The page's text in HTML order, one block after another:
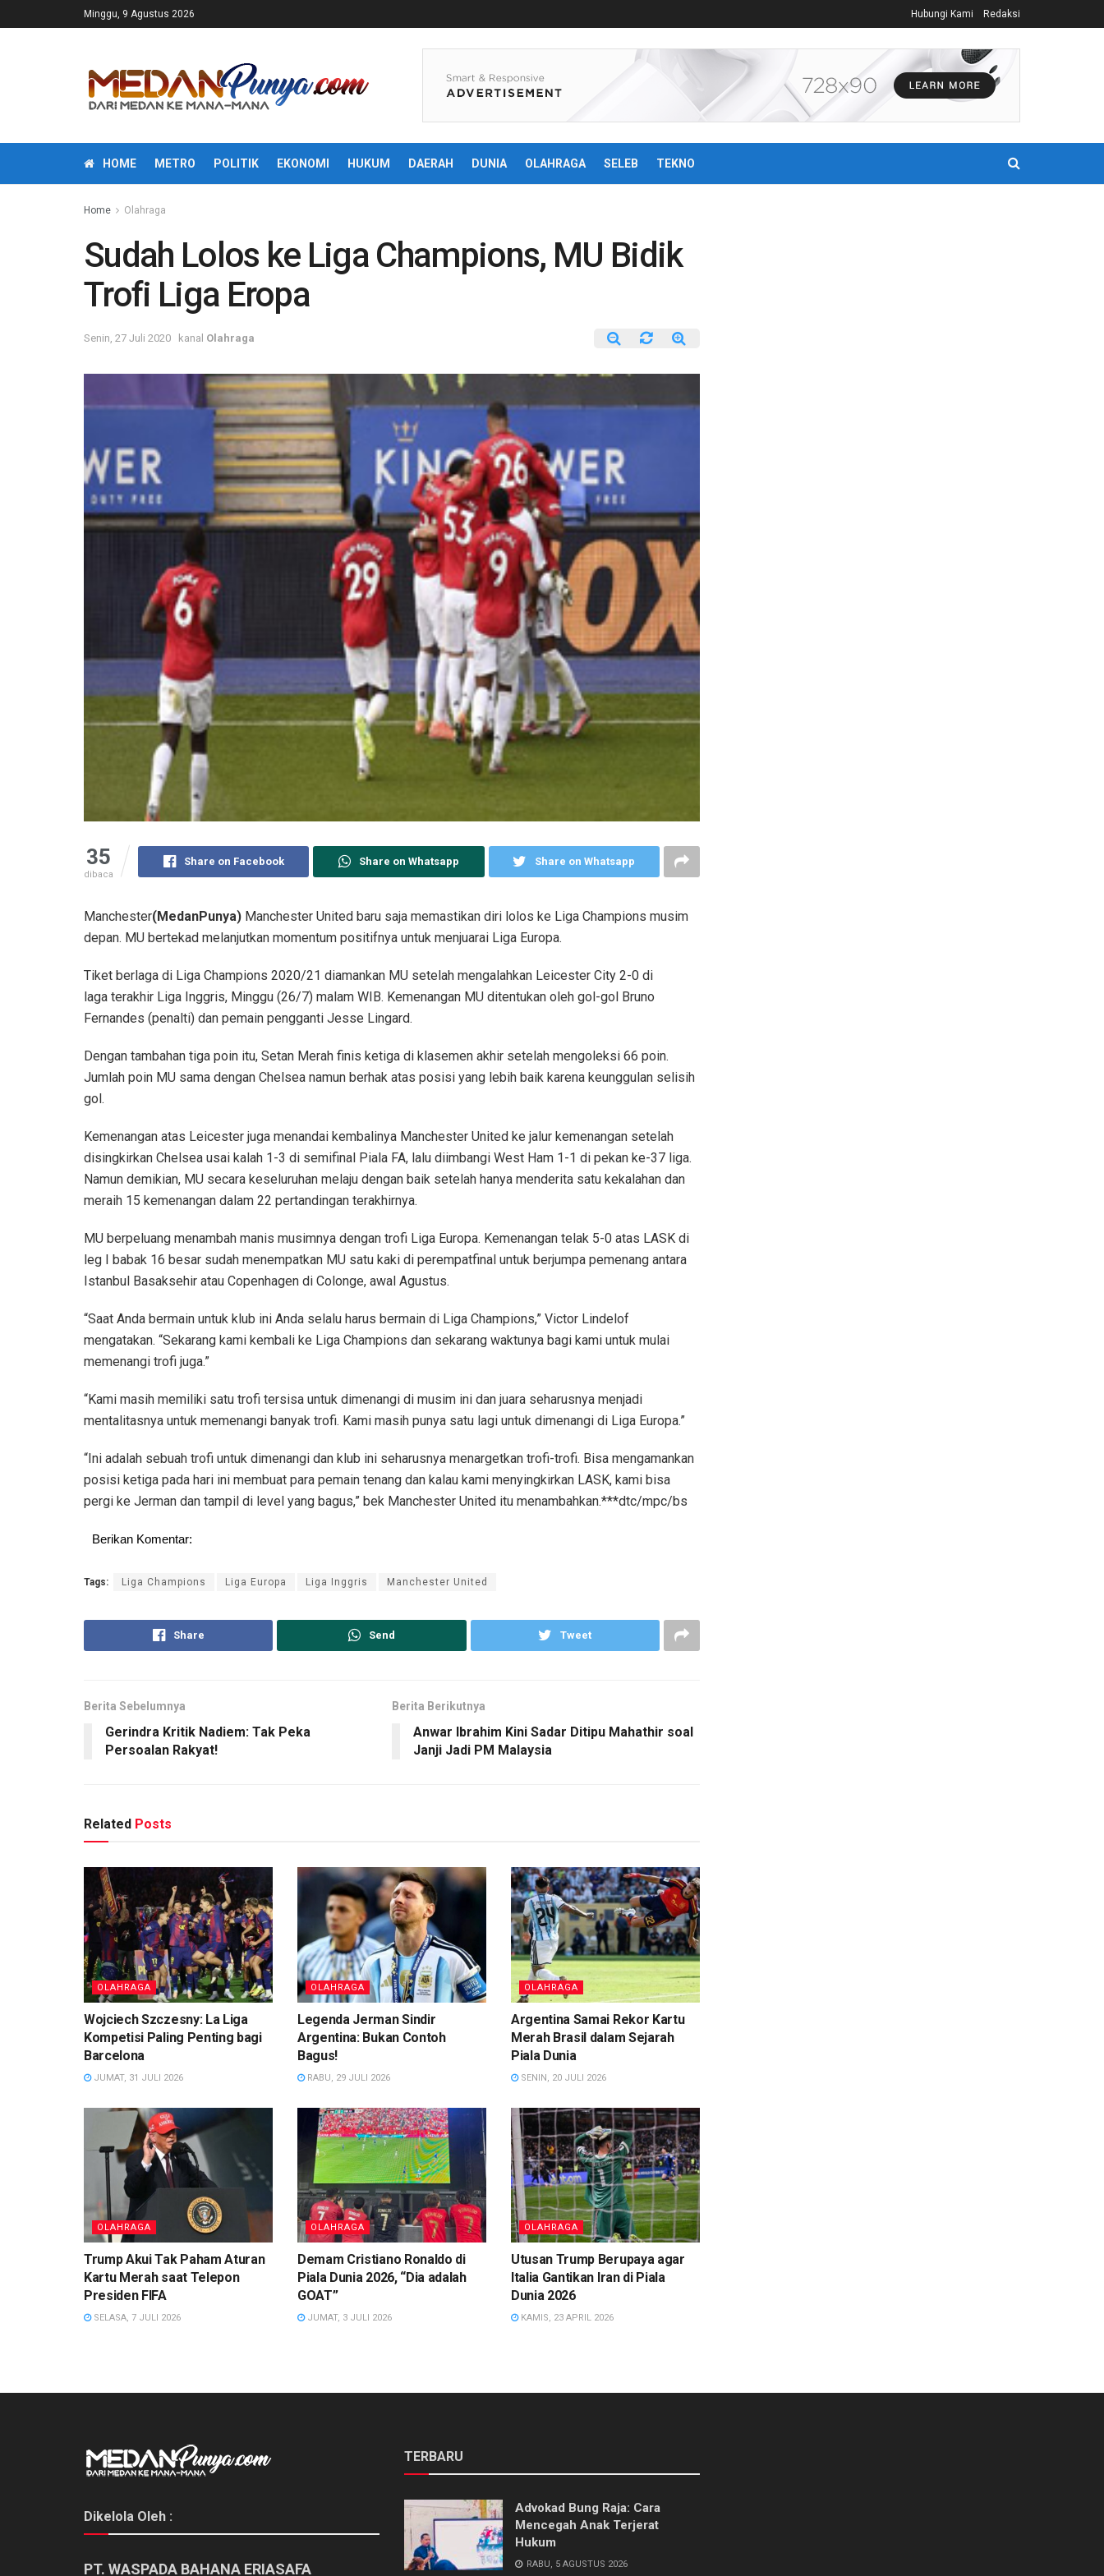
Minggu, 9 Agustus 2026 Hubungi Kami Redaksi
HOME METRO POLITIK EKONOMI HUKUM DAERAH DUNIA OLAHRAGA SELEB TEKNO
Home Olahraga
Sudah Lolos ke Liga Champions, MU Bidik
Trofi Liga Eropa
Senin, 27 Juli 2020 kanal Olahraga
35
dibaca
Share on Facebook Share on Whatsapp Share on Whatsapp
Manchester(MedanPunya) Manchester United baru saja memastikan diri lolos ke Liga Champions musim
depan. MU bertekad melanjutkan momentum positifnya untuk menjuarai Liga Europa.
Tiket berlaga di Liga Champions 2020/21 diamankan MU setelah mengalahkan Leicester City 2-0 di
laga terakhir Liga Inggris, Minggu (26/7) malam WIB. Kemenangan MU ditentukan oleh gol-gol Bruno
Fernandes (penalti) dan pemain pengganti Jesse Lingard.
Dengan tambahan tiga poin itu, Setan Merah finis ketiga di klasemen akhir setelah mengoleksi 66 poin.
Jumlah poin MU sama dengan Chelsea namun berhak atas posisi yang lebih baik karena keunggulan selisih
gol.
Kemenangan atas Leicester juga menandai kembalinya Manchester United ke jalur kemenangan setelah
disingkirkan Chelsea usai kalah 1-3 di semifinal Piala FA, lalu diimbangi West Ham 1-1 di pekan ke-37 liga.
Namun demikian, MU secara keseluruhan melaju dengan baik setelah hanya menderita satu kekalahan dan
meraih 15 kemenangan dalam 22 pertandingan terakhirnya.
MU berpeluang menambah manis musimnya dengan trofi Liga Europa. Kemenangan telak 5-0 atas LASK di
leg I babak 16 besar sudah menempatkan MU satu kaki di perempatfinal untuk berjumpa pemenang antara
Istanbul Basaksehir atau Copenhagen di Colonge, awal Agustus.
“Saat Anda bermain untuk klub ini Anda selalu harus bermain di Liga Champions,” Victor Lindelof
mengatakan. “Sekarang kami kembali ke Liga Champions dan sekarang waktunya bagi kami untuk mulai
memenangi trofi juga.”
“Kami masih memiliki satu trofi tersisa untuk dimenangi di musim ini dan juara seharusnya menjadi
mentalitasnya untuk memenangi banyak trofi. Kami masih punya satu lagi untuk dimenangi di Liga Europa.”
“Ini adalah sebuah trofi untuk dimenangi dan klub ini seharusnya menargetkan trofi-trofi. Bisa mengamankan
posisi ketiga pada hari ini membuat para pemain tenang dan kalau kami menyingkirkan LASK, kami bisa
pergi ke Jerman dan tampil di level yang bagus,” bek Manchester United itu menambahkan.***dtc/mpc/bs
Berikan Komentar:
Tags: Liga Champions Liga Europa Liga Inggris Manchester United
Share Send Tweet
Berita Sebelumnya
Gerindra Kritik Nadiem: Tak Peka
Persoalan Rakyat!
Berita Berikutnya
Anwar Ibrahim Kini Sadar Ditipu Mahathir soal
Janji Jadi PM Malaysia
Related Posts
OLAHRAGA
Wojciech Szczesny: La Liga
Kompetisi Paling Penting bagi
Barcelona
JUMAT, 31 JULI 2026
OLAHRAGA
Legenda Jerman Sindir
Argentina: Bukan Contoh
Bagus!
RABU, 29 JULI 2026
OLAHRAGA
Argentina Samai Rekor Kartu
Merah Brasil dalam Sejarah
Piala Dunia
SENIN, 20 JULI 2026
OLAHRAGA
Trump Akui Tak Paham Aturan
Kartu Merah saat Telepon
Presiden FIFA
SELASA, 7 JULI 2026
OLAHRAGA
Demam Cristiano Ronaldo di
Piala Dunia 2026, “Dia adalah
GOAT”
JUMAT, 3 JULI 2026
OLAHRAGA
Utusan Trump Berupaya agar
Italia Gantikan Iran di Piala
Dunia 2026
KAMIS, 23 APRIL 2026
Dikelola Oleh :
PT. WASPADA BAHANA ERIASAFA
TERBARU
Advokad Bung Raja: Cara
Mencegah Anak Terjerat
Hukum
RABU, 5 AGUSTUS 2026